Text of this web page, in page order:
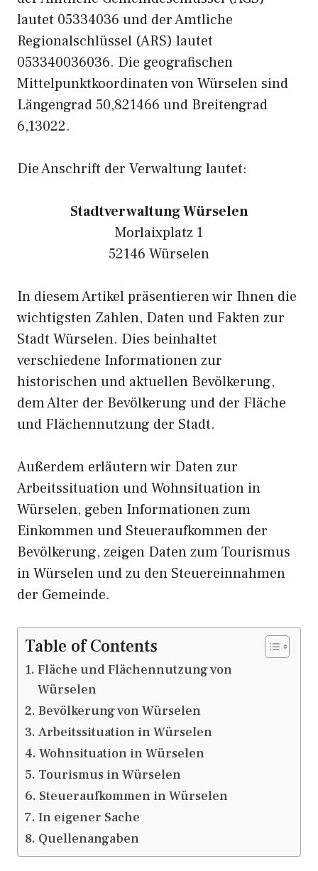
lautet 05334036 und der Amtliche
Regionalschlüssel (ARS) lautet
053340036036. Die geografischen
Mittelpunktkoordinaten von Würselen sind
Längengrad 50,821466 und Breitengrad
6,13022.
Die Anschrift der Verwaltung lautet:
Stadtverwaltung Würselen
Morlaixplatz 1
52146 Würselen
In diesem Artikel präsentieren wir Ihnen die
wichtigsten Zahlen, Daten und Fakten zur
Stadt Würselen. Dies beinhaltet
verschiedene Informationen zur
historischen und aktuellen Bevölkerung,
dem Alter der Bevölkerung und der Fläche
und Flächennutzung der Stadt.
Außerdem erläutern wir Daten zur
Arbeitssituation und Wohnsituation in
Würselen, geben Informationen zum
Einkommen und Steueraufkommen der
Bevölkerung, zeigen Daten zum Tourismus
in Würselen und zu den Steuereinnahmen
der Gemeinde.
Table of Contents
Fläche und Flächennutzung von
Würselen
Bevölkerung von Würselen
Arbeitssituation in Würselen
Wohnsituation in Würselen
Tourismus in Würselen
Steueraufkommen in Würselen
In eigener Sache
Quellenangaben